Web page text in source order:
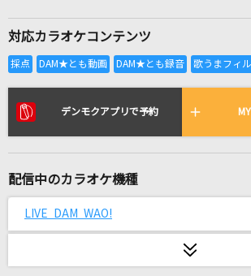
全国りれき
リアルタイムで歌われている曲
ケセラセラ
Romanticな夜が泣いてる
対応カラオケコンテンツ
デンモクアプリで予約
配信中のカラオケ機種
LIVE DAM WAO!